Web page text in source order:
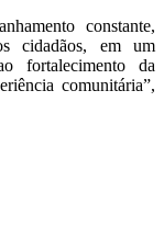
constante,
cidadãos, em um
fortalecimento da
comunitária”,